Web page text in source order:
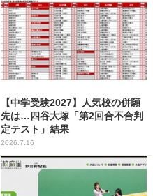
【中学受験2027】人気校の併願
先は…四谷大塚「第2回合不合判
定テスト」結果
2026.7.16